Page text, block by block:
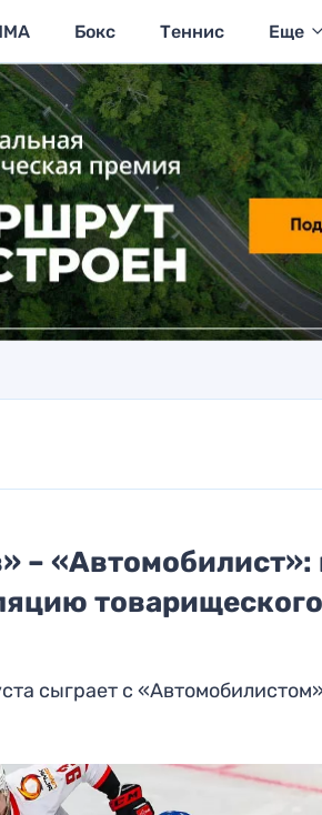
Бокс Теннис Еще
– «Автомобилист»:
сыграет с